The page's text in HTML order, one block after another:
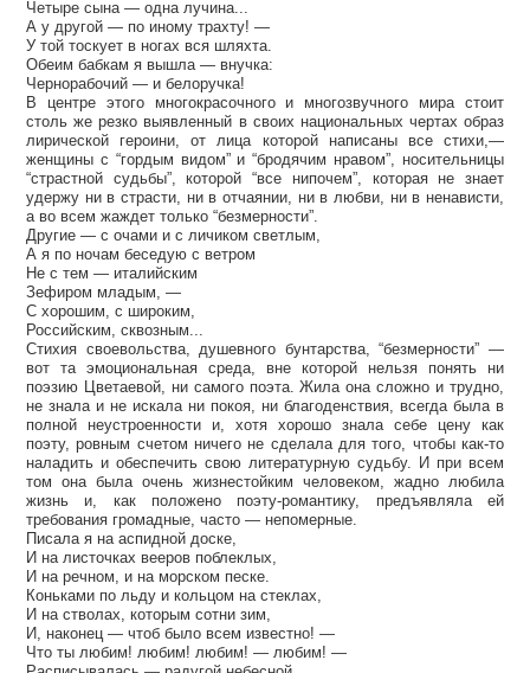
Четыре сына — одна лучина...
А у другой — по иному трахту! —
У той тоскует в ногах вся шляхта.
Обеим бабкам я вышла — внучка:
Чернорабочий — и белоручка!
В центре этого многокрасочного и многозвучного мира стоит
столь же резко выявленный в своих национальных чертах образ
лирической героини, от лица которой написаны все стихи,—
женщины с “гордым видом” и “бродячим нравом”, носительницы
“страстной судьбы”, которой “все нипочем”, которая не знает
удержу ни в страсти, ни в отчаянии, ни в любви, ни в ненависти,
а во всем жаждет только “безмерности”.
Другие — с очами и с личиком светлым,
А я по ночам беседую с ветром
Не с тем — италийским
Зефиром младым, —
С хорошим, с широким,
Российским, сквозным...
Стихия своевольства, душевного бунтарства, “безмерности” —
вот та эмоциональная среда, вне которой нельзя понять ни
поэзию Цветаевой, ни самого поэта. Жила она сложно и трудно,
не знала и не искала ни покоя, ни благоденствия, всегда была в
полной неустроенности и, хотя хорошо знала себе цену как
поэту, ровным счетом ничего не сделала для того, чтобы как-то
наладить и обеспечить свою литературную судьбу. И при всем
том она была очень жизнестойким человеком, жадно любила
жизнь и, как положено поэту-романтику, предъявляла ей
требования громадные, часто — непомерные.
Писала я на аспидной доске,
И на листочках вееров поблеклых,
И на речном, и на морском песке.
Коньками по льду и кольцом на стеклах,
И на стволах, которым сотни зим,
И, наконец — чтоб было всем известно! —
Что ты любим! любим! любим! — любим! —